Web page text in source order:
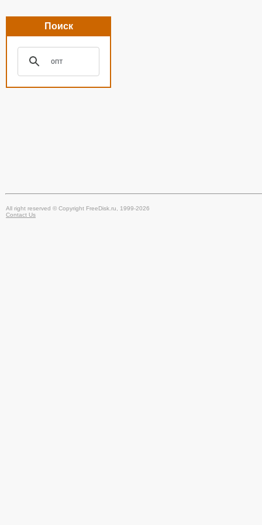
Поиск
All right reserved © Copyright FreeDisk.ru, 1999-2026
Contact Us